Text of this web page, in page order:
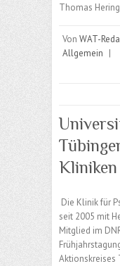
Thomas
Von WAT-
Allgemein |
Kliniken
Die Klinik für
seit 2005 mit
Mitglied im
Aktionskreises